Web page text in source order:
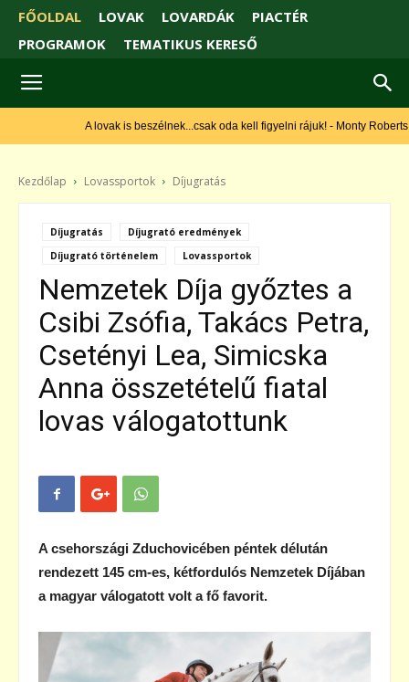
FŐOLDAL LOVAK LOVARDÁK
PIACTÉR
PROGRAMOK
TEMATIKUS KERESŐ
A lovak is beszélnek...csak oda kell figyelni rájuk! - Monty Roberts
Kezdőlap Lovassportok Díjugratás
Díjugratás
Díjugrató eredmények
Díjugrató történelem
Lovassportok
Nemzetek Díja győztes a
Csibi Zsófia, Takács Petra,
Csetényi Lea, Simicska
Anna összetételű fiatal
lovas válogatottunk
A csehországi Zduchovicében péntek délután
rendezett 145 cm-es, kétfordulós Nemzetek Díjában
a magyar válogatott volt a fő favorit.